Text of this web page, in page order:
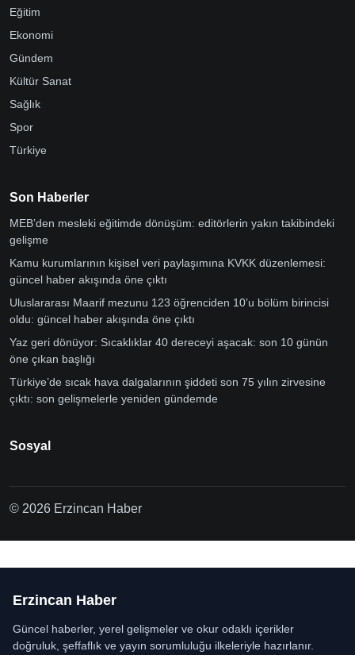
Eğitim
Ekonomi
Gündem
Kültür Sanat
Sağlık
Spor
Türkiye
Son Haberler
MEB’den mesleki eğitimde dönüşüm: editörlerin yakın takibindeki
gelişme
Kamu kurumlarının kişisel veri paylaşımına KVKK düzenlemesi:
güncel haber akışında öne çıktı
Uluslararası Maarif mezunu 123 öğrenciden 10’u bölüm birincisi
oldu: güncel haber akışında öne çıktı
Yaz geri dönüyor: Sıcaklıklar 40 dereceyi aşacak: son 10 günün
öne çıkan başlığı
Türkiye’de sıcak hava dalgalarının şiddeti son 75 yılın zirvesine
çıktı: son gelişmelerle yeniden gündemde
Sosyal
© 2026 Erzincan Haber
Erzincan Haber
Güncel haberler, yerel gelişmeler ve okur odaklı içerikler
doğruluk, şeffaflık ve yayın sorumluluğu ilkeleriyle hazırlanır.